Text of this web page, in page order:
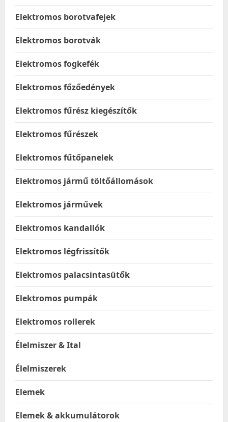
Elektromos borotvafejek
Elektromos borotvák
Elektromos fogkefék
Elektromos főzőedények
Elektromos fűrész kiegészítők
Elektromos fűrészek
Elektromos fűtőpanelek
Elektromos jármű töltőállomások
Elektromos járművek
Elektromos kandallók
Elektromos légfrissítők
Elektromos palacsintasütők
Elektromos pumpák
Elektromos rollerek
Élelmiszer & Ital
Élelmiszerek
Elemek
Elemek & akkumulátorok